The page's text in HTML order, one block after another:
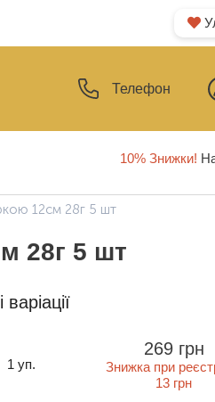
Телефон
10% Знижки!
12см 28г 5 шт
28г 5 шт
варіації
1 уп.
269 грн
Знижка при
13 грн